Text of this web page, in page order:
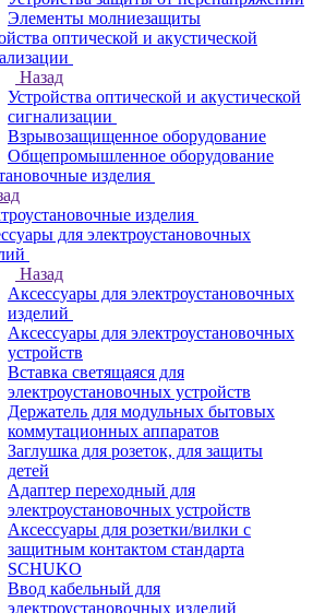
Элементы молниезащиты
оптической и акустической
Назад
Устройства оптической и акустической
сигнализации
Взрывозащищенное оборудование
Общепромышленное оборудование
изделия
изделия
для электроустановочных
Назад
Аксессуары для электроустановочных
изделий
Аксессуары для электроустановочных
устройств
Вставка светящаяся для
электроустановочных устройств
Держатель для модульных бытовых
коммутационных аппаратов
Заглушка для розеток, для защиты
детей
Адаптер переходный для
электроустановочных устройств
Аксессуары для розетки/вилки с
защитным контактом стандарта
SCHUKO
Ввод кабельный для
электроустановочных изделий